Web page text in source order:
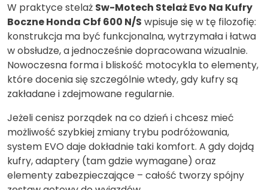
W praktyce stelaż Sw-Motech Stelaż Evo Na Kufry
Boczne Honda Cbf 600 N/S wpisuje się w tę filozofię:
konstrukcja ma być funkcjonalna, wytrzymała i łatwa
w obsłudze, a jednocześnie dopracowana wizualnie.
Nowoczesna forma i bliskość motocykla to elementy,
które docenia się szczególnie wtedy, gdy kufry są
zakładane i zdejmowane regularnie.
Jeżeli cenisz porządek na co dzień i chcesz mieć
możliwość szybkiej zmiany trybu podróżowania,
system EVO daje dokładnie taki komfort. A gdy dojdą
kufry, adaptery (tam gdzie wymagane) oraz
elementy zabezpieczające – całość tworzy spójny